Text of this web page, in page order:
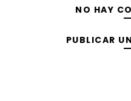
NO HAY
PUBLICAR